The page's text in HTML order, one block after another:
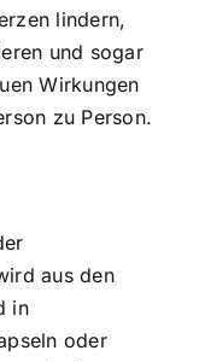
lindern,
und sogar
Wirkungen
zu Person.
aus den
in
oder